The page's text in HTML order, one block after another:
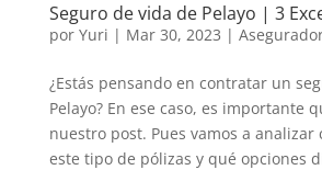
Seguro de vida de Pelayo | 3
por Yuri | Mar 30, 2023 |
¿Estás pensando en contratar un
Pelayo? En ese caso, es importante
nuestro post. Pues vamos a analizar
este tipo de pólizas y qué opciones